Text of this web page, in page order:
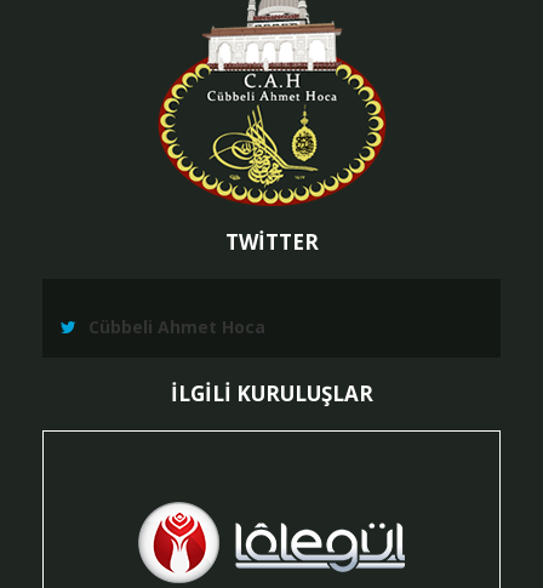
TWİTTER
Cübbeli Ahmet Hoca
İLGİLİ KURULUŞLAR